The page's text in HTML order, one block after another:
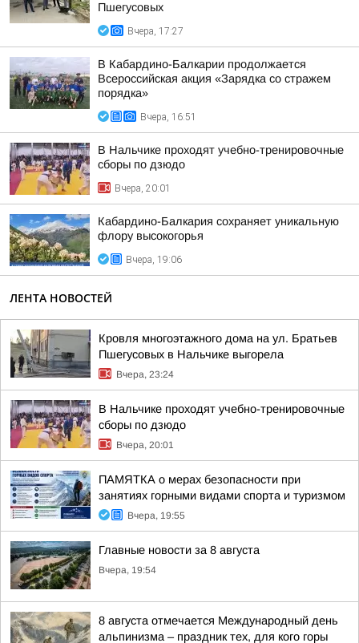
Пшегусовых
Вчера, 17:27
В Кабардино-Балкарии продолжается
Всероссийская акция «Зарядка со стражем
порядка»
Вчера, 16:51
В Нальчике проходят учебно-тренировочные
сборы по дзюдо
Вчера, 20:01
Кабардино-Балкария сохраняет уникальную
флору высокогорья
Вчера, 19:06
ЛЕНТА НОВОСТЕЙ
Кровля многоэтажного дома на ул. Братьев
Пшегусовых в Нальчике выгорела
Вчера, 23:24
В Нальчике проходят учебно-тренировочные
сборы по дзюдо
Вчера, 20:01
ПАМЯТКА о мерах безопасности при
занятиях горными видами спорта и туризмом
Вчера, 19:55
Главные новости за 8 августа
Вчера, 19:54
8 августа отмечается Международный день
альпинизма – праздник тех, для кого горы